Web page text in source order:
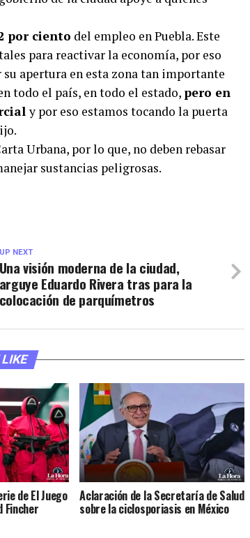
por ciento del empleo en Puebla. Este
para reactivar la economía, por eso
apertura en esta zona tan importante
todo el país, en todo el estado, pero en
y por eso estamos tocando la puerta
Urbana, por lo que, no deben rebasar
sustancias peligrosas.
UP NEXT
Una visión moderna de la ciudad,
arguye Eduardo Rivera tras para la
colocación de parquímetros
LIKE
de El Juego
Fincher
Aclaración de la Secretaría de Salud
sobre la ciclosporiasis en México